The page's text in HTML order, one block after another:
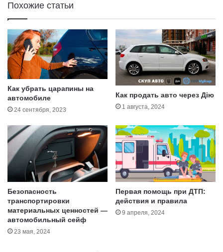
к
л
?
н
ы
е
а
в
т
о
А
Т
п
1
м
а
р
Похожие статьи
Как убрать царапины на
автомобиле
24 сентября, 2023
Как продать авто через Дію
1 августа, 2024
Безопасность
транспортировки
материальных ценностей ―
автомобильный сейф
23 мая, 2024
Первая помощь при ДТП:
действия и правила
9 апреля, 2024